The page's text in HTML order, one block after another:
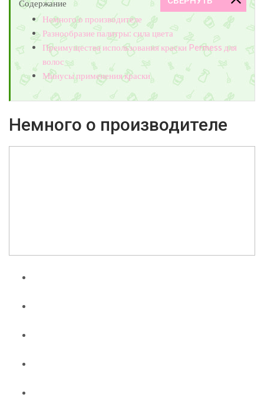
Содержание
Немного о производителе
Разнообразие палитры: сила цвета
Преимущества использования краски Permess для
волос
Минусы применения краски
Немного о производителе